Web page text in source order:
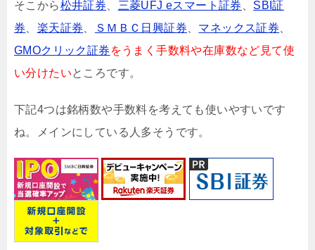
そこから松井証券 三菱UFJ eスマート証券
SBI証
券
楽天証券 ＳＭＢＣ日興証券 マネックス証券
GMOクリック証券 をうまく手数料や在庫数など見て使
い分けたいところです。
下記4つは銘柄数や手数料を考えても使いやすいです
ね。メインにしている人多そうです。